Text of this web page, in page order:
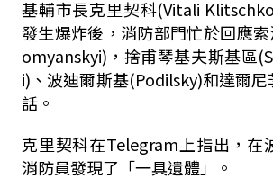
基輔市長克里契科(Vitali
發生爆炸後，消防部門忙於回應
omyanskyi)，捨甫琴基夫斯基區
i)、波迪爾斯基(Podilsky)和達爾
話。
克里契科在Telegram上指出，在
消防員發現了「一具遺體」。